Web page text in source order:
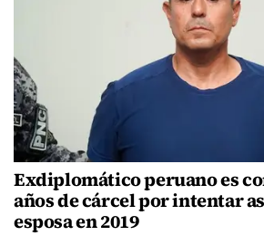
Exdiplomático peruano es
años de cárcel por intentar
esposa en 2019